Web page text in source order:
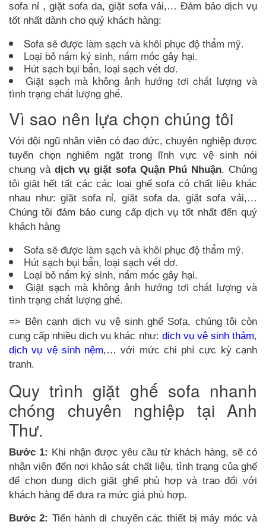
sofa nỉ , giặt sofa da, giặt sofa vải,… Đảm bảo dịch vụ
tốt nhất dành cho quý khách hàng:
Sofa sẽ được làm sạch và khôi phục độ thẩm mỹ.
Loại bỏ nấm ký sinh, nấm mốc gây hại.
Hút sạch bụi bẩn, loại sạch vết dơ.
Giặt sạch mà không ảnh hướng tơi chất lượng và
tình trạng chất lượng ghế.
Vì sao nên lựa chọn chúng tôi
Với đội ngũ nhân viên có đạo đức, chuyên nghiệp được
tuyển chọn nghiêm ngặt trong lĩnh vực vệ sinh nói
chung và dịch vụ giặt sofa Quận Phú Nhuận. Chúng
tôi giặt hết tất các các loại ghế sofa có chất liệu khác
nhau như: giặt sofa nỉ, giặt sofa da, giặt sofa vải,…
Chúng tôi đảm bảo cung cấp dịch vụ tốt nhất đến quý
khách hàng
Sofa sẽ được làm sạch và khôi phục độ thẩm mỹ.
Hút sạch bụi bẩn, loại sạch vết dơ.
Loại bỏ nấm ký sinh, nấm mốc gây hại.
Giặt sạch mà không ảnh hướng tơi chất lượng và
tình trạng chất lượng ghế.
=> Bên cạnh dịch vụ vệ sinh ghế Sofa, chúng tôi còn
cung cấp nhiều dịch vụ khác như: dịch vụ vệ sinh thảm,
dịch vụ vệ sinh nệm,… với mức chi phí cực kỳ cạnh
tranh.
Quy trình giặt ghế sofa nhanh
chóng chuyên nghiệp tại Anh
Thư.
Bước 1: Khi nhận được yêu cầu từ khách hàng, sẽ có
nhân viên đến nơi khảo sát chất liệu, tình trạng của ghế
để chọn dung dịch giặt ghế phù hợp và trao đổi với
khách hàng để đưa ra mức giá phù hợp.
Bước 2: Tiến hành di chuyển các thiết bị máy móc và